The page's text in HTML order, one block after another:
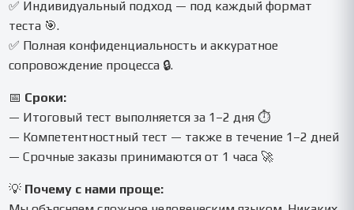
✅ Индивидуальный подход — под каждый формат
теста 🎯.
✅ Полная конфиденциальность и аккуратное
сопровождение процесса 🔒.
📅 Сроки:
— Итоговый тест выполняется за 1–2 дня ⏱️
— Компетентностный тест — также в течение 1–2 дней
— Срочные заказы принимаются от 1 часа 🚀
💡 Почему с нами проще: